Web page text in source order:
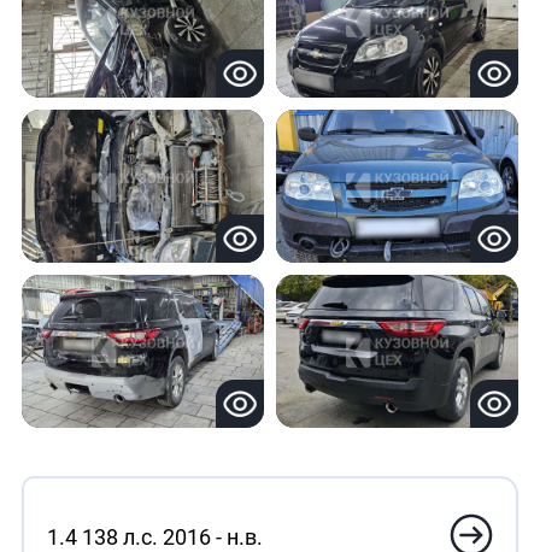
1.4 138 л.с. 2016 - н.в.